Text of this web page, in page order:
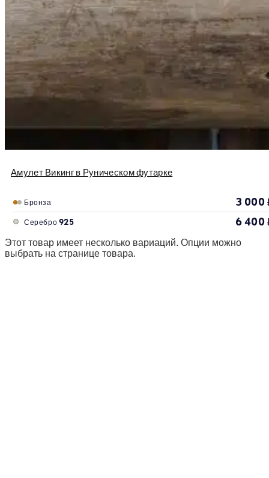
Амулет Викинг в Руническом футарке
Бронза 3 000
Серебро 925 6 400
Этот товар имеет несколько вариаций. Опции можно
выбрать на странице товара.